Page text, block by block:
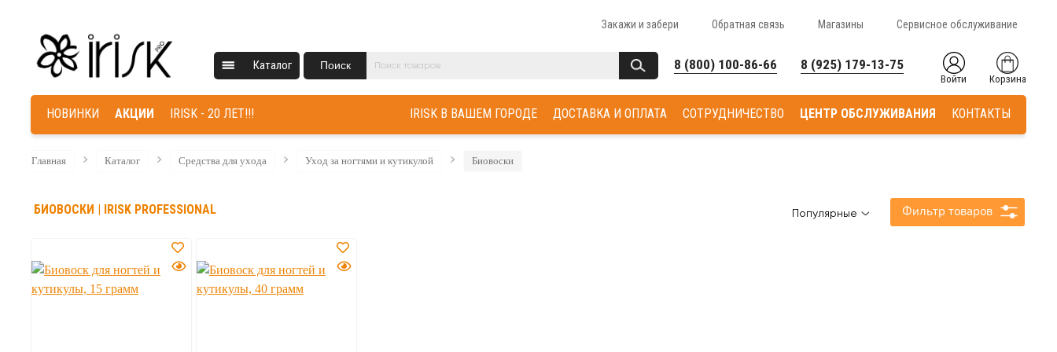
Закажи и забери Обратная связь Магазины Сервисное обслуживание
Каталог Поиск 8 (800) 100-86-66 8 (925) 179-13-75
Войти Корзина
НОВИНКИ АКЦИИ IRISK - 20 ЛЕТ!!! КОНТАКТЫ
ЦЕНТР ОБСЛУЖИВАНИЯ
СОТРУДНИЧЕСТВО
ДОСТАВКА И ОПЛАТА
IRISK В ВАШЕМ ГОРОДЕ
Главная Каталог Средства для ухода Уход за ногтями и кутикулой Биовоски
БИОВОСКИ | IRISK PROFESSIONAL Популярные Фильтр товаров